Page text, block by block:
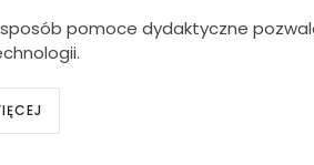
pomoce dydaktyczne